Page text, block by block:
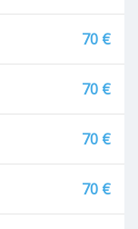
70 €
70 €
70 €
70 €